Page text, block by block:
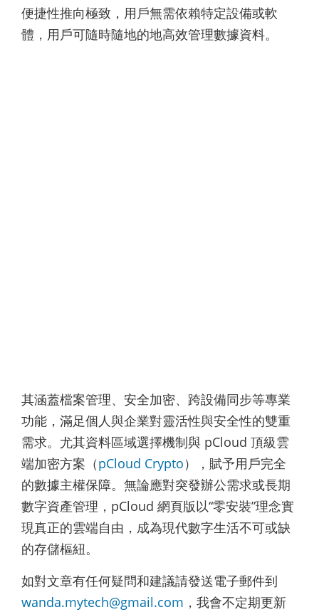
便捷性推向極致，用戶無需依賴特定設備或軟
體，用戶可隨時隨地的地高效管理數據資料。
其涵蓋檔案管理、安全加密、跨設備同步等專業
功能，滿足個人與企業對靈活性與安全性的雙重
需求。尤其資料區域選擇機制與 pCloud 頂級雲
端加密方案（pCloud Crypto），賦予用戶完全
的數據主權保障。無論應對突發辦公需求或長期
數字資產管理，pCloud 網頁版以“零安裝”理念實
現真正的雲端自由，成為現代數字生活不可或缺
的存儲樞紐。
如對文章有任何疑問和建議請發送電子郵件到
wanda.mytech@gmail.com ，我會不定期更新